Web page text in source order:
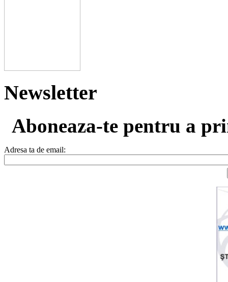
Newsletter
Aboneaza-te pentru a
Adresa ta de email: